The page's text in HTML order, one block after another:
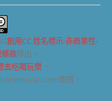
創用CC 姓名標示-非商業性-
款釋出。
去吃喝玩樂 。
查閱。